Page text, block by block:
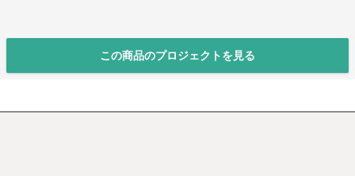
この商品のプロジェクトを見る